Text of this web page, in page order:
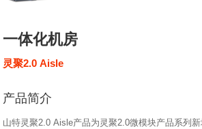
一体化机房
灵聚2.0 Aisle
产品简介
山特灵聚2.0 Aisle产品为灵聚2.0微模块产品系列